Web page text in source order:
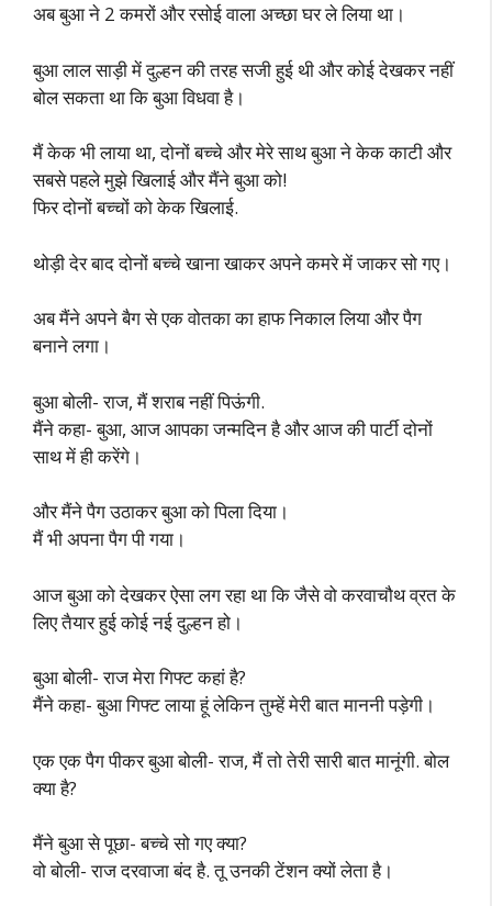
अब बुआ ने 2 कमरों और रसोई वाला अच्छा घर ले लिया था।
बुआ लाल साड़ी में दुल्हन की तरह सजी हुई थी और कोई देखकर नहीं
बोल सकता था कि बुआ विधवा है।
मैं केक भी लाया था, दोनों बच्चे और मेरे साथ बुआ ने केक काटी और
सबसे पहले मुझे खिलाई और मैंने बुआ को!
फिर दोनों बच्चों को केक खिलाई.
थोड़ी देर बाद दोनों बच्चे खाना खाकर अपने कमरे में जाकर सो गए।
अब मैंने अपने बैग से एक वोतका का हाफ निकाल लिया और पैग
बनाने लगा।
बुआ बोली- राज, मैं शराब नहीं पिऊंगी.
मैंने कहा- बुआ, आज आपका जन्मदिन है और आज की पार्टी दोनों
साथ में ही करेंगे।
और मैंने पैग उठाकर बुआ को पिला दिया।
मैं भी अपना पैग पी गया।
आज बुआ को देखकर ऐसा लग रहा था कि जैसे वो करवाचौथ व्रत के
लिए तैयार हुई कोई नई दुल्हन हो।
बुआ बोली- राज मेरा गिफ्ट कहां है?
मैंने कहा- बुआ गिफ्ट लाया हूं लेकिन तुम्हें मेरी बात माननी पड़ेगी।
एक एक पैग पीकर बुआ बोली- राज, मैं तो तेरी सारी बात मानूंगी. बोल
क्या है?
मैंने बुआ से पूछा- बच्चे सो गए क्या?
वो बोली- राज दरवाजा बंद है. तू उनकी टेंशन क्यों लेता है।